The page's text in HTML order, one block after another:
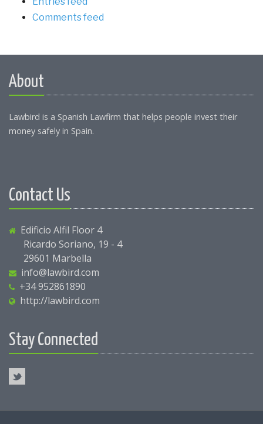
Comments feed
About
Lawbird is a Spanish Lawfirm that helps people invest their
money safely in Spain.
Contact Us
Edificio Alfil Floor 4
Ricardo Soriano, 19 - 4
29601 Marbella
info@lawbird.com
+34 952861890
http://lawbird.com
Stay Connected